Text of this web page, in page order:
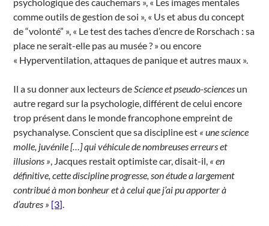
comme outils de gestion de soi », « Us et abus du concept
de “volonté” », « Le test des taches d’encre de Rorschach : sa
place ne serait-elle pas au musée ? » ou encore
« Hyperventilation, attaques de panique et autres maux ».
Il a su donner aux lecteurs de Science et pseudo-sciences un
autre regard sur la psychologie, différent de celui encore
trop présent dans le monde francophone empreint de
psychanalyse. Conscient que sa discipline est « une science
molle, juvénile […] qui véhicule de nombreuses erreurs et
illusions » , Jacques restait optimiste car, disait-il, « en
définitive, cette discipline progresse, son étude a largement
contribué à mon bonheur et à celui que j’ai pu apporter à
d’autres » [3]